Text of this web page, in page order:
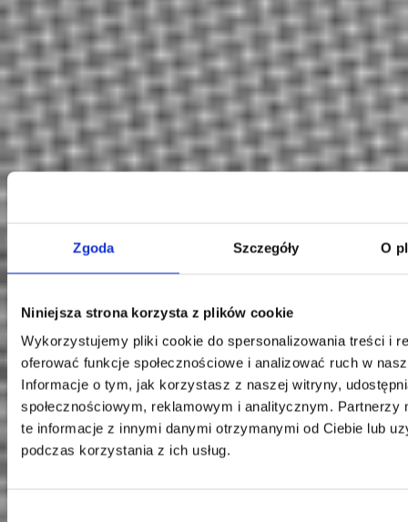
Zgoda Szczegóły O
Niniejsza strona korzysta z plików cookie
Wykorzystujemy pliki cookie do spersonalizowania treści i
oferować funkcje społecznościowe i analizować ruch w
Informacje o tym, jak korzystasz z naszej witryny,
społecznościowym, reklamowym i analitycznym. Partnerzy
te informacje z innymi danymi otrzymanymi od Ciebie lub
podczas korzystania z ich usług.
Klauzula Ochrony Danych / Data Protection